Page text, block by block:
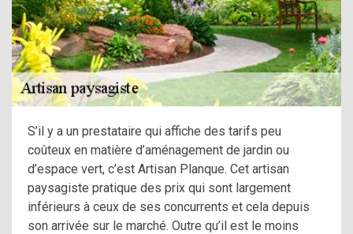
S’il y a un prestataire qui affiche des tarifs peu
coûteux en matière d’aménagement de jardin ou
d’espace vert, c’est Artisan Planque. Cet artisan
paysagiste pratique des prix qui sont largement
inférieurs à ceux de ses concurrents et cela depuis
son arrivée sur le marché. Outre qu’il est le moins